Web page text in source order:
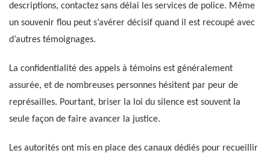
descriptions, contactez sans délai les services de police. Même
un souvenir flou peut s’avérer décisif quand il est recoupé avec
d’autres témoignages.
La confidentialité des appels à témoins est généralement
assurée, et de nombreuses personnes hésitent par peur de
représailles. Pourtant, briser la loi du silence est souvent la
seule façon de faire avancer la justice.
Les autorités ont mis en place des canaux dédiés pour recueillir